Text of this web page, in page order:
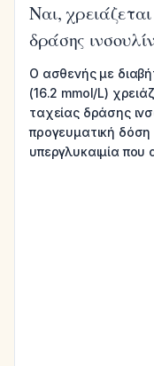
Ναι,
δράσης
Ο ασθενής με
(16.2 mmol/L)
ταχείας δράσης
προγευματική δόση
υπεργλυκαιμία που